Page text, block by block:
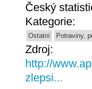
Český
Kategorie:
Ostatní Potraviny,
Zdroj:
http://
zlepsi...